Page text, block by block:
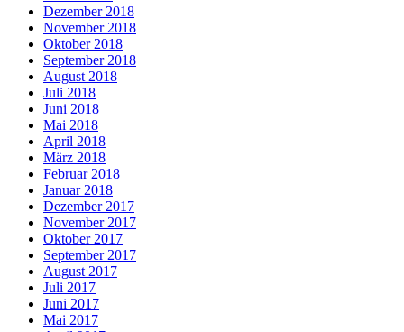
Dezember 2018
November 2018
Oktober 2018
September 2018
August 2018
Juli 2018
Juni 2018
Mai 2018
April 2018
März 2018
Februar 2018
Januar 2018
Dezember 2017
November 2017
Oktober 2017
September 2017
August 2017
Juli 2017
Juni 2017
Mai 2017